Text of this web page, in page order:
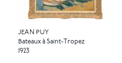
JEAN PUY
Bateaux à Saint-Tropez
1923